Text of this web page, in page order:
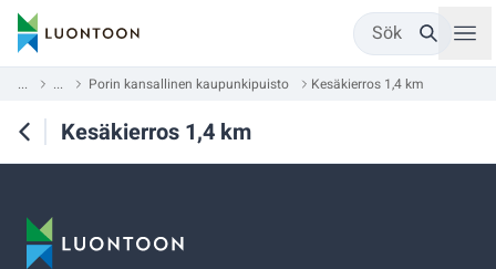
Sök
... ... Porin kansallinen kaupunkipuisto Kesäkierros 1,4 km
Kesäkierros 1,4 km